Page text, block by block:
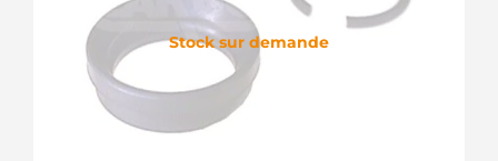
Stock sur demande